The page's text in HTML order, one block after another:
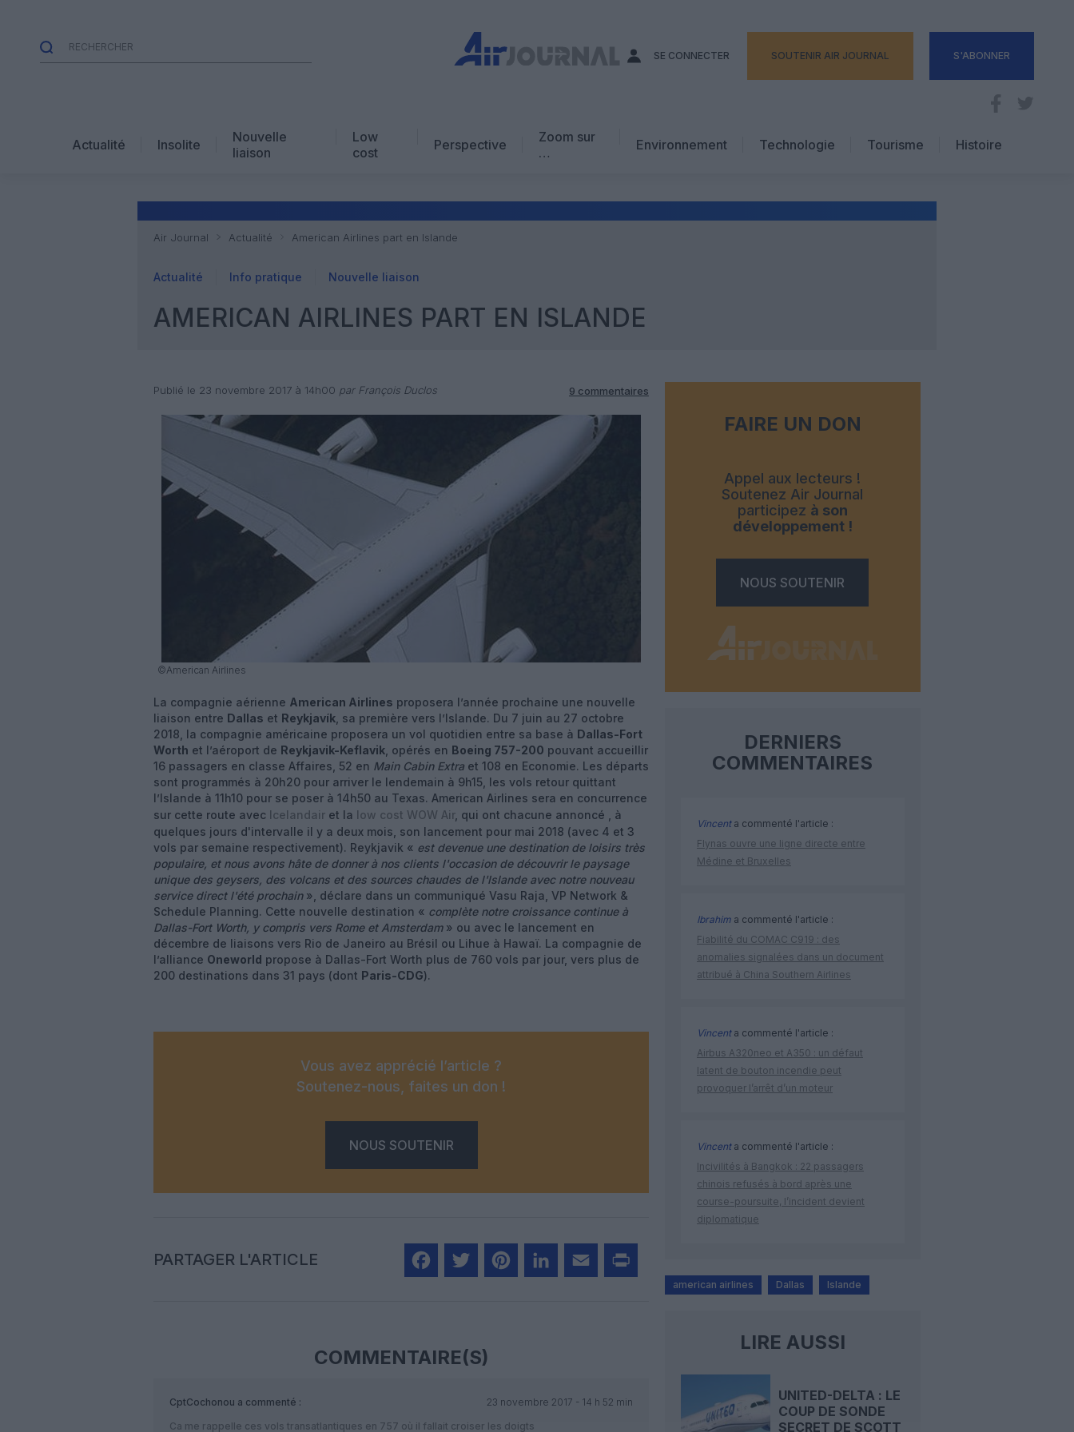
SE CONNECTER SOUTENIR AIR JOURNAL S'ABONNER
Actualité Insolite
Nouvelle
liaison
Low
cost
Perspective
Zoom sur
…
Environnement Technologie
Tourisme
Hôtellerie
Histoire
Air Journal Actualité American Airlines part en Islande
Actualité Info pratique Nouvelle liaison
AMERICAN AIRLINES PART EN ISLANDE
Publié le 23 novembre 2017 à 14h00 par François Duclos 9 commentaires
©American Airlines
La compagnie aérienne American Airlines proposera l’année prochaine une nouvelle
liaison entre Dallas et Reykjavík , sa première vers l’Islande. Du 7 juin au 27 octobre
2018, la compagnie américaine proposera un vol quotidien entre sa base à Dallas-Fort
Worth et l’aéroport de Reykjavik-Keflavik , opérés en Boeing 757-200 pouvant accueillir
16 passagers en classe Affaires, 52 en Main Cabin Extra et 108 en Economie. Les départs
sont programmés à 20h20 pour arriver le lendemain à 9h15, les vols retour quittant
l’Islande à 11h10 pour se poser à 14h50 au Texas. American Airlines sera en concurrence
sur cette route avec Icelandair et la low cost WOW Air, qui ont chacune annoncé , à
quelques jours d'intervalle il y a deux mois, son lancement pour mai 2018 (avec 4 et 3
vols par semaine respectivement). Reykjavik « est devenue une destination de loisirs très
populaire, et nous avons hâte de donner à nos clients l'occasion de découvrir le paysage
unique des geysers, des volcans et des sources chaudes de l'Islande avec notre nouveau
service direct l'été prochain», déclare dans un communiqué Vasu Raja, VP Network &
Schedule Planning. Cette nouvelle destination « complète notre croissance continue à
Dallas-Fort Worth, y compris vers Rome et Amsterdam» ou avec le lancement en
décembre de liaisons vers Rio de Janeiro au Brésil ou Lihue à Hawaï. La compagnie de
l’alliance Oneworld propose à Dallas-Fort Worth plus de 760 vols par jour, vers plus de
200 destinations dans 31 pays (dont Paris-CDG).
Vous avez apprécié l’article ?
Soutenez-nous, faites un don !
NOUS SOUTENIR
PARTAGER L'ARTICLE
COMMENTAIRE(S)
CptCochonou a commenté :
23 novembre 2017 - 14 h 52 min
Ca me rappelle ces vols transatlantiques en 757 où il fallait croiser les doigts
FAIRE UN DON
Appel aux lecteurs !
Soutenez Air Journal
participez à son
développement !
NOUS SOUTENIR
DERNIERS
COMMENTAIRES
Vincenta commenté l'article :
Flynas ouvre une ligne directe entre
Médine et Bruxelles
Ibrahim a commenté l'article :
Fiabilité du COMAC C919 : des
anomalies signalées dans un document
attribué à China Southern Airlines
Vincenta commenté l'article :
Airbus A320neo et A350 : un défaut
latent de bouton incendie peut
provoquer l’arrêt d’un moteur
Vincenta commenté l'article :
Incivilités à Bangkok : 22 passagers
chinois refusés à bord après une
course-poursuite, l’incident devient
diplomatique
american airlines Dallas Islande
LIRE AUSSI
UNITED-DELTA : LE
COUP DE SONDE
SECRET DE SCOTT